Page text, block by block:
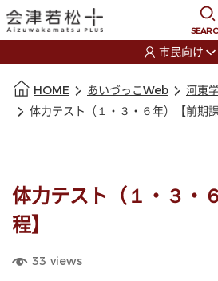
市民向け
HOME あいづっこWeb
河東
体力テスト（１・３・６年）【前期課
体力テスト（１・３・
程】
33 views